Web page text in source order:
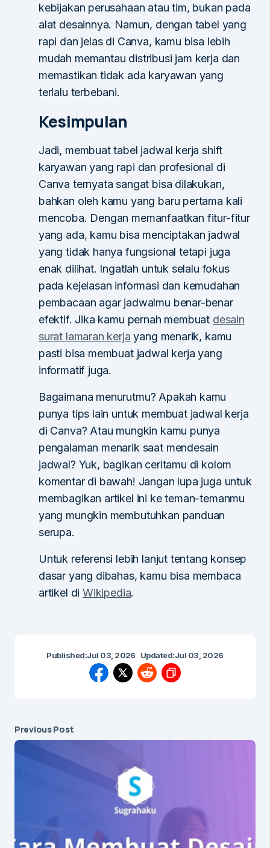
kebijakan perusahaan atau tim, bukan pada
alat desainnya. Namun, dengan tabel yang
rapi dan jelas di Canva, kamu bisa lebih
mudah memantau distribusi jam kerja dan
memastikan tidak ada karyawan yang
terlalu terbebani.
Kesimpulan
Jadi, membuat tabel jadwal kerja shift
karyawan yang rapi dan profesional di
Canva ternyata sangat bisa dilakukan,
bahkan oleh kamu yang baru pertama kali
mencoba. Dengan memanfaatkan fitur-fitur
yang ada, kamu bisa menciptakan jadwal
yang tidak hanya fungsional tetapi juga
enak dilihat. Ingatlah untuk selalu fokus
pada kejelasan informasi dan kemudahan
pembacaan agar jadwalmu benar-benar
efektif. Jika kamu pernah membuat desain
surat lamaran kerja yang menarik, kamu
pasti bisa membuat jadwal kerja yang
informatif juga.
Bagaimana menurutmu? Apakah kamu
punya tips lain untuk membuat jadwal kerja
di Canva? Atau mungkin kamu punya
pengalaman menarik saat mendesain
jadwal? Yuk, bagikan ceritamu di kolom
komentar di bawah! Jangan lupa juga untuk
membagikan artikel ini ke teman-temanmu
yang mungkin membutuhkan panduan
serupa.
Untuk referensi lebih lanjut tentang konsep
dasar yang dibahas, kamu bisa membaca
artikel diWikipedia.
Published:Jul 03, 2026 Updated:Jul 03, 2026
Previous Post